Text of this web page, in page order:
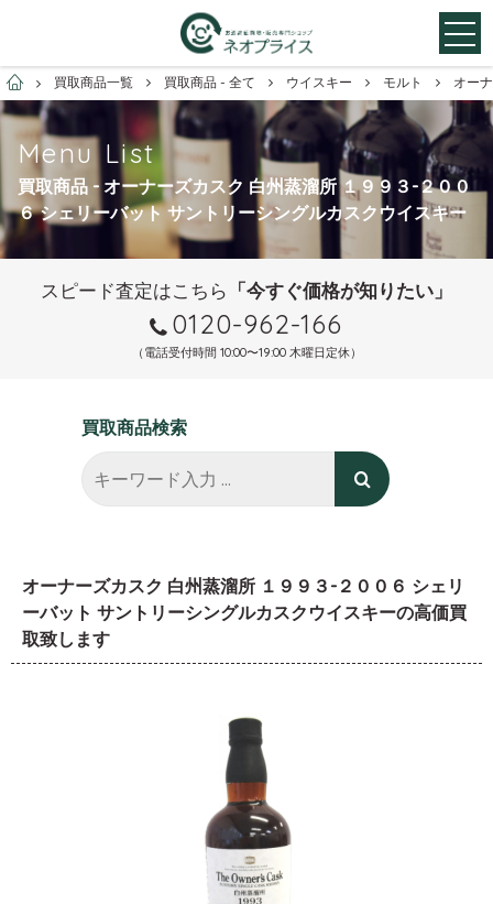
お酒買取専門店ネオプライス
買取商品一覧 買取商品 - 全て ウイスキー モルト オー
Menu List
買取商品 - オーナーズカスク 白州蒸溜所 １９９３-２００
６ シェリーバット サントリーシングルカスクウイスキー
スピード査定はこちら 「今すぐ価格が知りたい」
0120-962-166
（電話受付時間 10:00〜19:00 木曜日定休）
買取商品検索
オーナーズカスク 白州蒸溜所 １９９３-２００６ シェリ
ーバット サントリーシングルカスクウイスキーの高価買
取致します